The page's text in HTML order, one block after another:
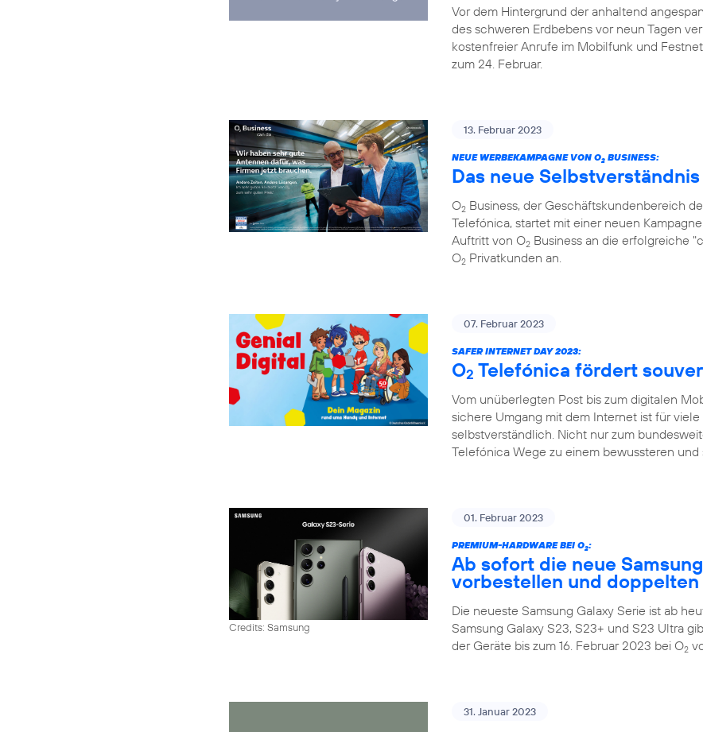
Vor dem Hintergrund der anhaltend
des schweren Erdbebens vor neun Tagen
kostenfreier Anrufe im Mobilfunk und
zum 24. Februar.
13. Februar 2023
NEUE WERBEKAMPAGNE VON O2 BUSINESS:
Das neue
O2 Business, der Geschäftskundenbereich
Telefónica, startet mit einer neuen
Auftritt von O2 Business an die erfolgreiche
O2 Privatkunden an.
07. Februar 2023
SAFER INTERNET DAY 2023:
O2 Telefónica fördert
Vom unüberlegten Post bis zum digitalen
sichere Umgang mit dem Internet ist für
selbstverständlich. Nicht nur zum
Telefónica Wege zu einem bewussteren
Credits: Samsung
01. Februar 2023
PREMIUM-HARDWARE BEI O2:
Ab sofort die neue
vorbestellen und
Die neueste Samsung Galaxy Serie ist ab
Samsung Galaxy S23, S23+ und S23 Ultra
der Geräte bis zum 16. Februar 2023 bei O2
31. Januar 2023